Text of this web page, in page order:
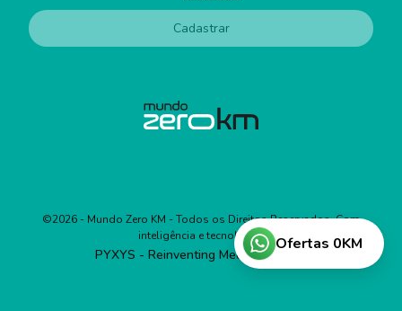
Ofertas 0KM
Cadastrar
©2026 - Mundo Zero KM - Todos os Direitos Reservados. Com
inteligência e tecnologia:
PYXYS - Reinventing Media Business